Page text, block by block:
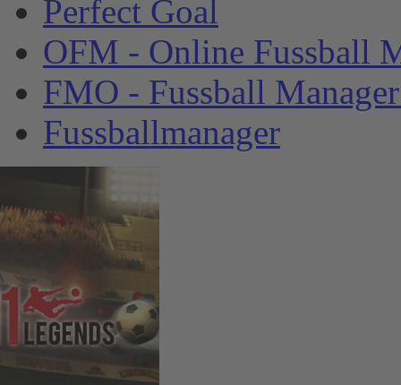
Perfect Goal
OFM - Online Fussball
FMO - Fussball
Fussballmanager